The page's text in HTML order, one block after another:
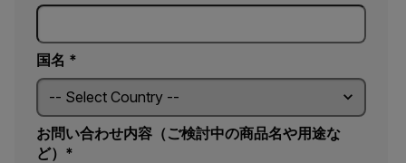
国名 *
お問い合わせ内容（ご検討中の商品名や用途な
ど）*